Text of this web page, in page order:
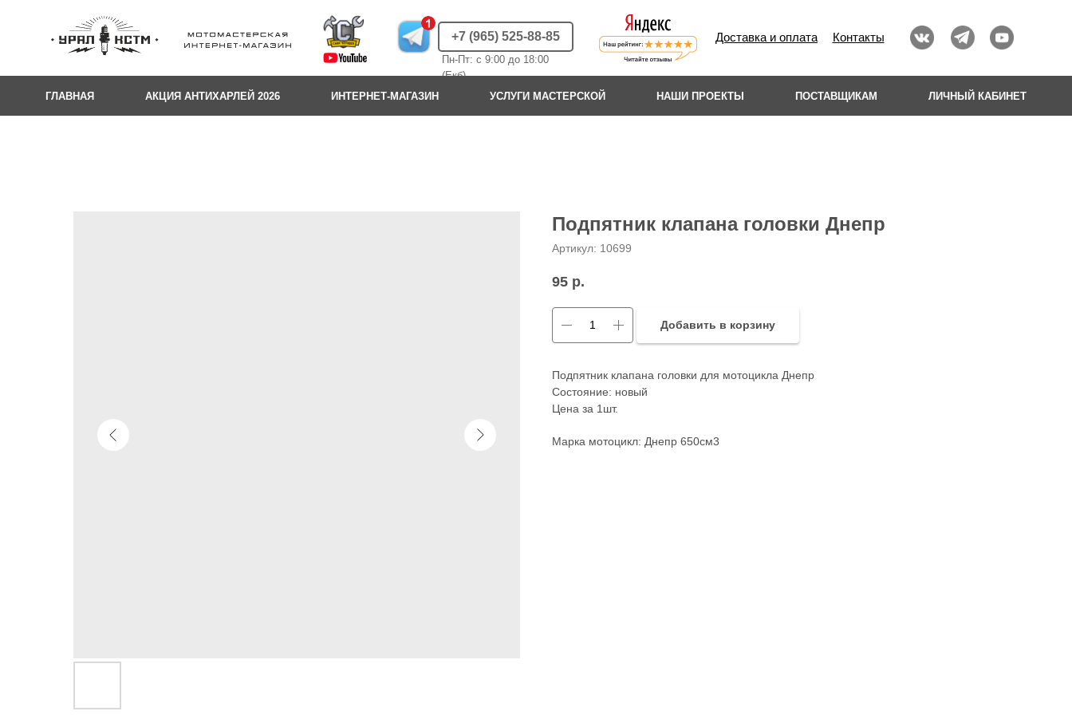
Контакты
Доставка и оплата
+7 (965) 525-88-85
Пн-Пт: с 9:00 до 18:00
(Екб)
ГЛАВНАЯ
АКЦИЯ АНТИХАРЛЕЙ 2026 ИНТЕРНЕТ-МАГАЗИН УСЛУГИ МАСТЕРСКОЙ НАШИ ПРОЕКТЫ ПОСТАВЩИКАМ ЛИЧНЫЙ КАБИНЕТ
Подпятник клапана головки Днепр
Артикул: 10699
95 р.
Добавить в корзину
Подпятник клапана головки для мотоцикла Днепр
Состояние: новый
Цена за 1шт.
Марка мотоцикл: Днепр 650см3